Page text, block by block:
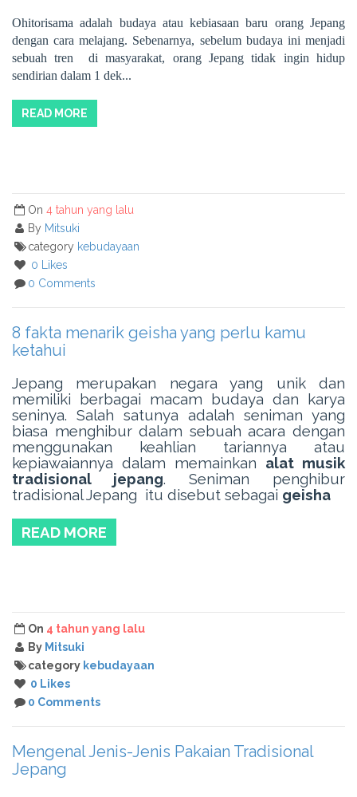
Ohitorisama adalah budaya atau kebiasaan baru orang Jepang
dengan cara melajang. Sebenarnya, sebelum budaya ini menjadi
sebuah tren di masyarakat, orang Jepang tidak ingin hidup
sendirian dalam 1 dek...
READ MORE
On 4 tahun yang lalu
By Mitsuki
category kebudayaan
0 Likes
0 Comments
8 fakta menarik geisha yang perlu kamu
ketahui
Jepang merupakan negara yang unik dan
memiliki berbagai macam budaya dan karya
seninya. Salah satunya adalah seniman yang
biasa menghibur dalam sebuah acara dengan
menggunakan keahlian tariannya atau
kepiawaiannya dalam memainkan alat musik
tradisional jepang. Seniman penghibur
tradisional Jepang itu disebut sebagai geisha
READ MORE
On 4 tahun yang lalu
By Mitsuki
category kebudayaan
0 Likes
0 Comments
Mengenal Jenis-Jenis Pakaian Tradisional
Jepang